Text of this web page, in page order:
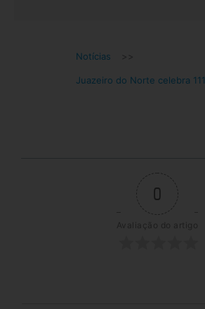
Notícias >>
Juazeiro do Norte celebra 111
0
Avaliação do artigo